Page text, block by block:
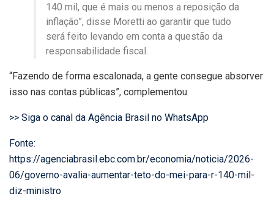
140 mil, que é mais ou menos a reposição da
inflação”, disse Moretti ao garantir que tudo
será feito levando em conta a questão da
responsabilidade fiscal.
“Fazendo de forma escalonada, a gente consegue absorver
isso nas contas públicas”, complementou.
>> Siga o canal da Agência Brasil no WhatsApp
Fonte:
https://agenciabrasil.ebc.com.br/economia/noticia/2026-
06/governo-avalia-aumentar-teto-do-mei-para-r-140-mil-
diz-ministro